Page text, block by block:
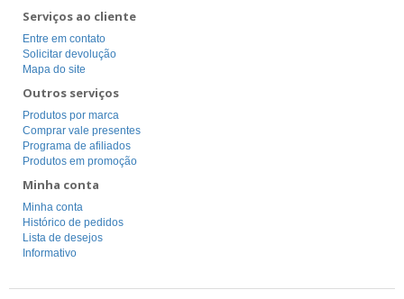
Serviços ao cliente
Entre em contato
Solicitar devolução
Mapa do site
Outros serviços
Produtos por marca
Comprar vale presentes
Programa de afiliados
Produtos em promoção
Minha conta
Minha conta
Histórico de pedidos
Lista de desejos
Informativo